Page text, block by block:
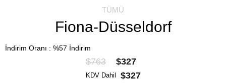
TÜMÜ
Fiona-Düsseldorf
İndirim Oranı : %57 İndirim
$763 $327
KDV Dahil $327